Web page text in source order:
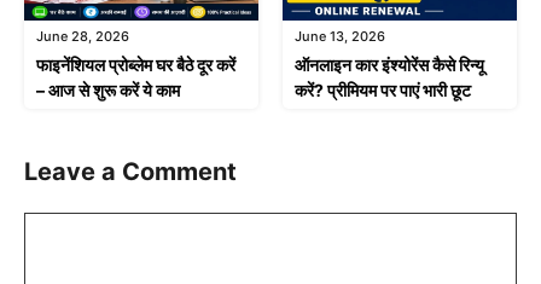
June 28, 2026
फाइनेंशियल प्रोब्लेम घर बैठे दूर करें
– आज से शुरू करें ये काम
June 13, 2026
ऑनलाइन कार इंश्योरेंस कैसे रिन्यू
करें? प्रीमियम पर पाएं भारी छूट
Leave a Comment